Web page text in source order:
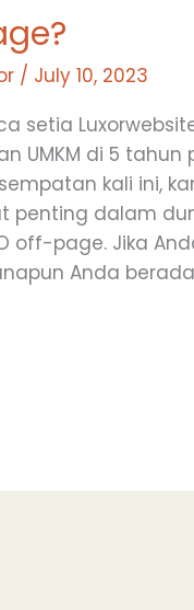
/ July 10, 2023
setia
UMKM di 5 tahun
kali ini,
penting dalam
off-page. Jika
Anda